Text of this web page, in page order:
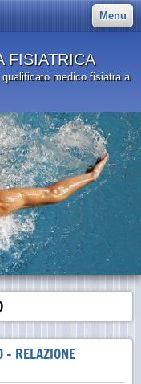
Menu
FISIATRICA
medico fisiatra a
- RELAZIONE